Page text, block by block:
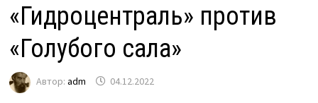
«Гидроцентраль» против
«Голубого сала»
Автор: adm 04.12.2022